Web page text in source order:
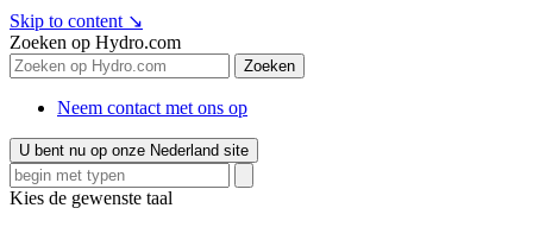
Skip to content ↘
Zoeken op Hydro.com
Zoeken
Neem contact met ons op
U bent nu op onze Nederland site
Kies de gewenste taal